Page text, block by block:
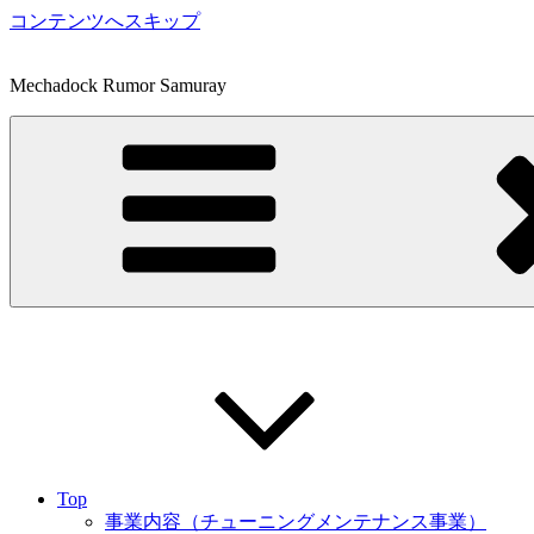
コンテンツへスキップ
Mechadock Rumor Samuray
Top
事業内容（チューニングメンテナンス事業）